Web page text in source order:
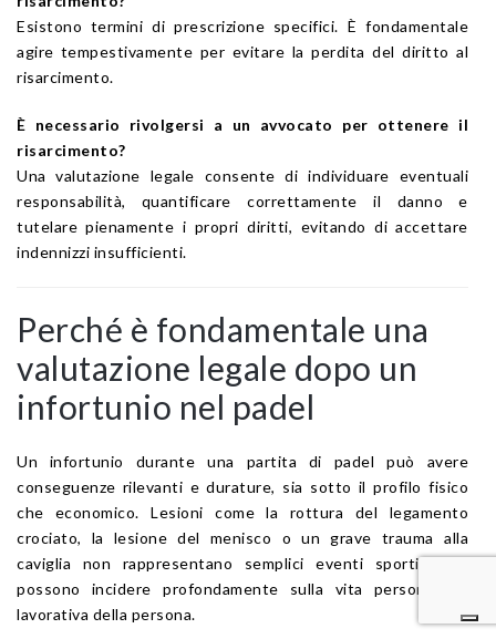
Esistono termini di prescrizione specifici. È fondamentale
agire tempestivamente per evitare la perdita del diritto al
risarcimento.
È necessario rivolgersi a un avvocato per ottenere il
risarcimento?
Una valutazione legale consente di individuare eventuali
responsabilità, quantificare correttamente il danno e
tutelare pienamente i propri diritti, evitando di accettare
indennizzi insufficienti.
Perché è fondamentale una
valutazione legale dopo un
infortunio nel padel
Un infortunio durante una partita di padel può avere
conseguenze rilevanti e durature, sia sotto il profilo fisico
che economico. Lesioni come la rottura del legamento
crociato, la lesione del menisco o un grave trauma alla
caviglia non rappresentano semplici eventi sportivi, ma
possono incidere profondamente sulla vita personale e
lavorativa della persona.